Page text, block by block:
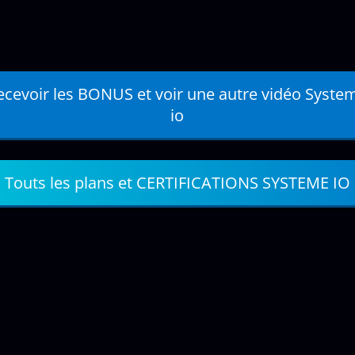
les BONUS et voir une autre vidéo
io
Touts les plans et CERTIFICATIONS SYSTEME IO